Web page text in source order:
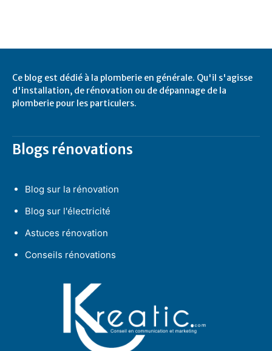
Ce blog est dédié à la plomberie en générale. Qu'il s'agisse
d'installation, de rénovation ou de dépannage de la
plomberie pour les particulers.
Blogs rénovations
Blog sur la rénovation
Blog sur l'électricité
Astuces rénovation
Conseils rénovations